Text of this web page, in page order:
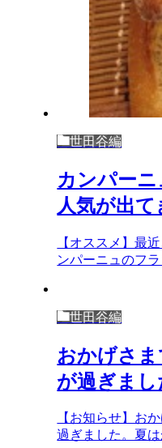
世田谷編
カンパー
人気が出て
【オススメ】最
ンパーニュのフ
世田谷編
おかげさ
が過ぎまし
【お知らせ】お
過ぎました。夏